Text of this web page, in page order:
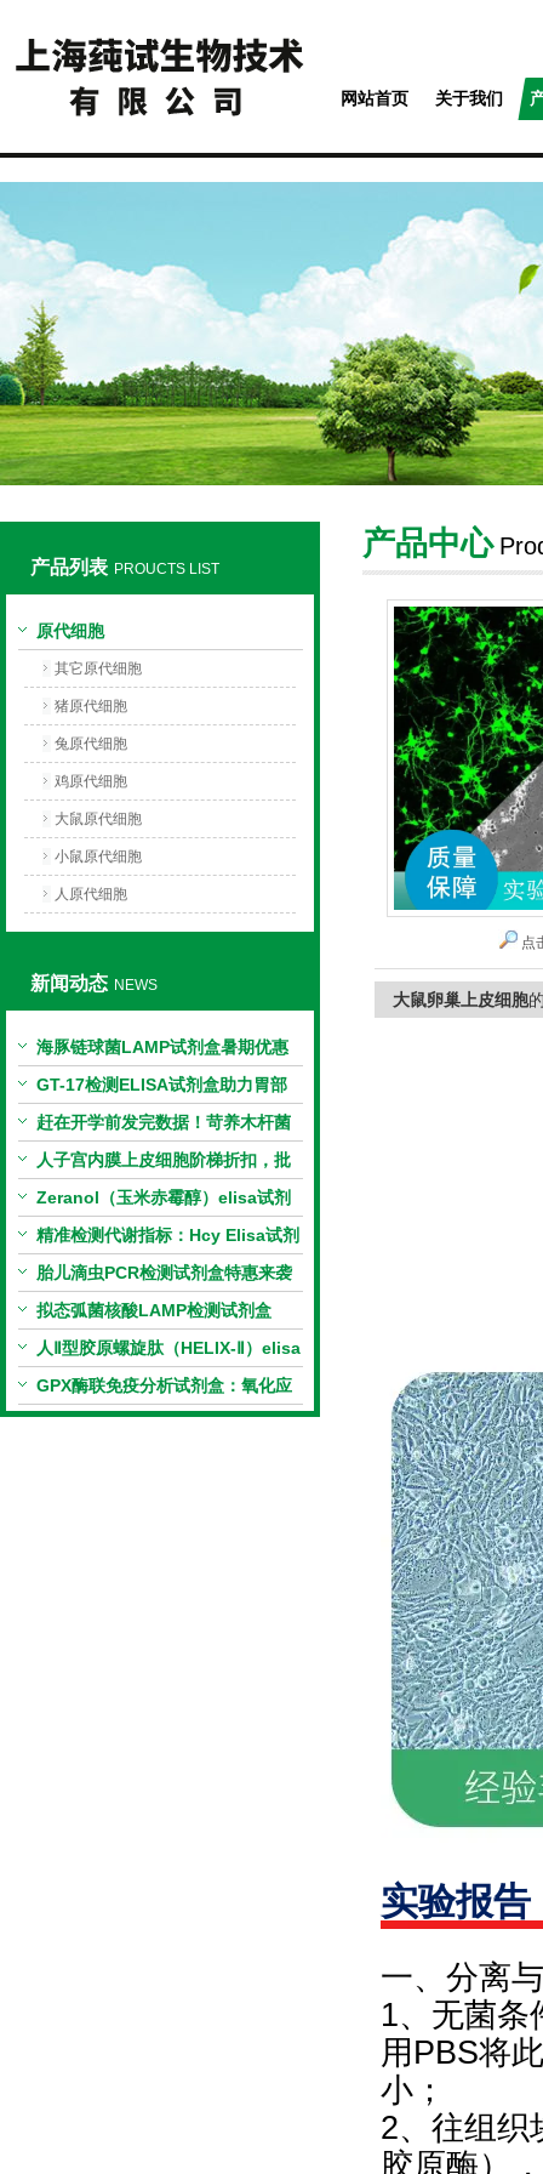
网站首页 关于我们
产品列表 PROUCTS LIST
原代细胞
其它原代细胞
猪原代细胞
兔原代细胞
鸡原代细胞
大鼠原代细胞
小鼠原代细胞
人原代细胞
新闻动态 NEWS
海豚链球菌LAMP试剂盒暑期优惠
GT-17检测ELISA试剂盒助力胃部
相关指标样本定量研究
赶在开学前发完数据！苛养木杆菌
PCR检测试剂盒暑假优惠开启
人子宫内膜上皮细胞阶梯折扣，批
量更划算
Zeranol（玉米赤霉醇）elisa试剂
盒特惠
精准检测代谢指标：Hcy Elisa试剂
盒的科研应用与技术特点
胎儿滴虫PCR检测试剂盒特惠来袭
拟态弧菌核酸LAMP检测试剂盒
（恒温荧光法）新品上市优惠活动
人Ⅱ型胶原螺旋肽（HELIX-Ⅱ）elisa
试剂盒科研优惠活动开启
GPX酶联免疫分析试剂盒：氧化应
激研究精准检测工具
产品中心
点
大鼠卵巢上皮细胞
实验报告
一、分离
1、无菌条
用PBS将
小；
2、往组织
胶原酶）